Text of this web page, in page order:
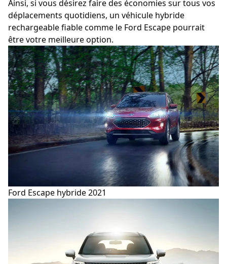
Ainsi, si vous désirez faire des économies sur tous vos
déplacements quotidiens, un véhicule hybride
rechargeable fiable comme le Ford Escape pourrait
être votre meilleure option.
Ford Escape hybride 2021